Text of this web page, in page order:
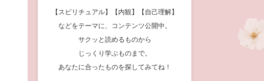
【スピリチュアル】【内観】【自己理解】
などをテーマに、コンテンツ公開中。
サクッと読めるものから
じっくり学ぶものまで。
あなたに合ったものを探してみてね！